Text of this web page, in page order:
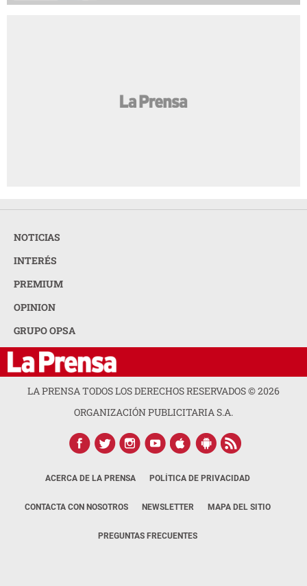
NOTICIAS
INTERÉS
PREMIUM
OPINION
GRUPO OPSA
LA PRENSA TODOS LOS DERECHOS RESERVADOS ©2026
ORGANIZACIÓN PUBLICITARIA S.A.
ACERCA DE LA PRENSA POLÍTICA DE PRIVACIDAD
CONTACTA CON NOSOTROS NEWSLETTER MAPA DEL SITIO
PREGUNTAS FRECUENTES